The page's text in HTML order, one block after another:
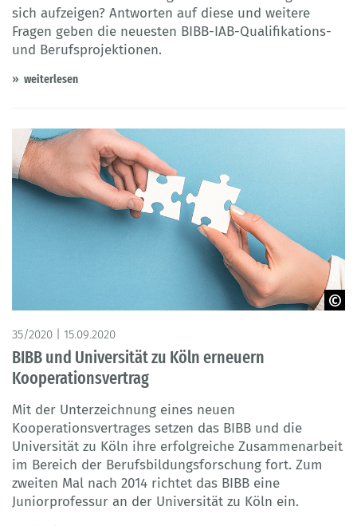
sich aufzeigen? Antworten auf diese und weitere
Fragen geben die neuesten BIBB-IAB-Qualifikations-
und Berufsprojektionen.
weiterlesen
© Redpixel- Adobestock
35/2020 | 15.09.2020
BIBB und Universität zu Köln erneuern
Kooperationsvertrag
Mit der Unterzeichnung eines neuen
Kooperationsvertrages setzen das BIBB und die
Universität zu Köln ihre erfolgreiche Zusammenarbeit
im Bereich der Berufsbildungsforschung fort. Zum
zweiten Mal nach 2014 richtet das BIBB eine
Juniorprofessur an der Universität zu Köln ein.